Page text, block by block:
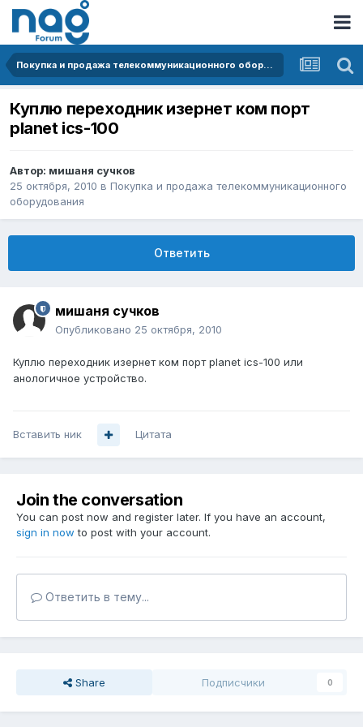
Покупка и продажа телекоммуникационного оборудования
Куплю переходник изернет ком порт
planet ics-100
Автор: мишаня сучков
25 октября, 2010 в Покупка и продажа телекоммуникационного
оборудования
Ответить
мишаня сучков
Опубликовано 25 октября, 2010
Куплю переходник изернет ком порт planet ics-100 или
анологичное устройство.
Вставить ник Цитата
Join the conversation
You can post now and register later. If you have an account,
sign in now to post with your account.
Ответить в тему...
Share Подписчики 0